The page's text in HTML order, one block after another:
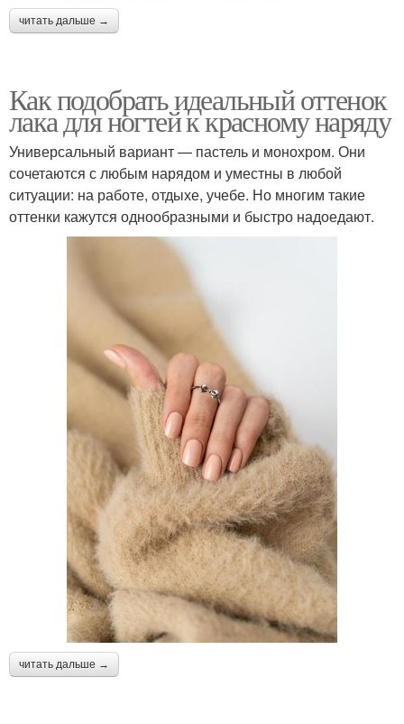
читать дальше →
Как подобрать идеальный оттенок
лака для ногтей к красному наряду
Универсальный вариант — пастель и монохром. Они
сочетаются с любым нарядом и уместны в любой
ситуации: на работе, отдыхе, учебе. Но многим такие
оттенки кажутся однообразными и быстро надоедают.
читать дальше →